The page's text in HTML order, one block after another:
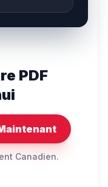
PDF
Canadien.